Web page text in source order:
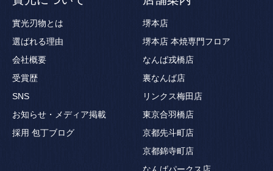
實光刃物とは
選ばれる理由
会社概要
受賞歴
SNS
お知らせ・メディア掲載
採用 包丁ブログ
堺本店
堺本店 本焼専門フロア
なんば戎橋店
裏なんば店
リンクス梅田店
東京合羽橋店
京都先斗町店
京都錦寺町店